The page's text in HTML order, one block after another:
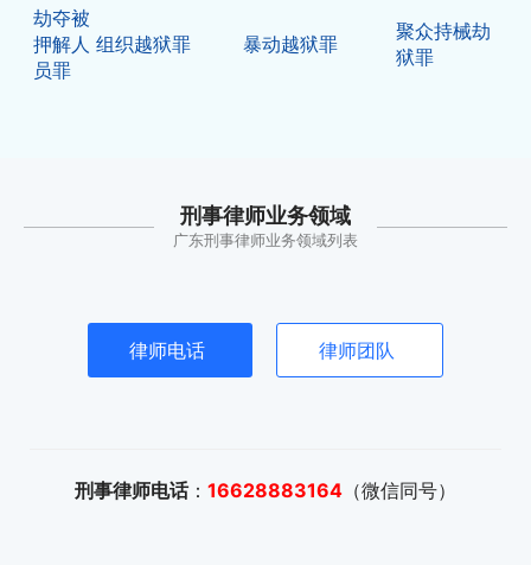
劫夺被
押解人
员罪
组织越狱罪 暴动越狱罪
聚众持械劫
狱罪
刑事律师业务领域
广东刑事律师业务领域列表
律师电话 律师团队
刑事律师电话： 16628883164 （微信同号）